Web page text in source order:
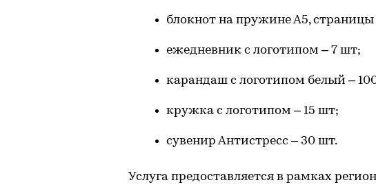
блокнот на пружине А5,
ежедневник с логотипом – 7 шт;
карандаш с логотипом белый –
кружка с логотипом – 15 шт;
сувенир Антистресс – 30 шт.
Услуга предоставляется в рамках